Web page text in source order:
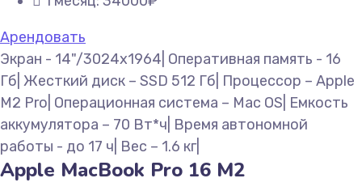
Арендовать
Экран - 14"/3024x1964| Оперативная память - 16
Гб| Жесткий диск – SSD 512 Гб| Процессор – Apple
M2 Pro| Операционная система – Mac OS| Емкость
аккумулятора – 70 Вт*ч| Время автономной
работы - до 17 ч| Вес – 1.6 кг|
Apple MacBook Pro 16 M2